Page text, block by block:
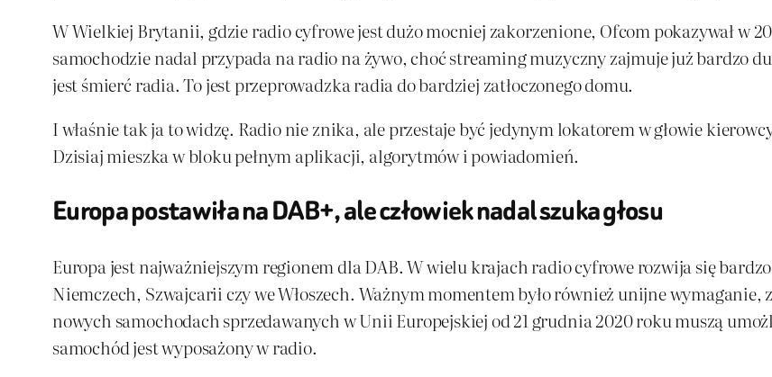
W Wielkiej Brytanii, gdzie radio cyfrowe jest dużo mocniej zakorzenione, Ofcom pokazywał w
samochodzie nadal przypada na radio na żywo, choć streaming muzyczny zajmuje już bardzo
jest śmierć radia. To jest przeprowadzka radia do bardziej zatłoczonego domu.
I właśnie tak ja to widzę. Radio nie znika, ale przestaje być jedynym lokatorem w głowie
Dzisiaj mieszka w bloku pełnym aplikacji, algorytmów i powiadomień.
Europa postawiła na DAB+, ale człowiek nadal szuka głosu
Europa jest najważniejszym regionem dla DAB. W wielu krajach radio cyfrowe rozwija się
Niemczech, Szwajcarii czy we Włoszech. Ważnym momentem było również unijne
nowych samochodach sprzedawanych w Unii Europejskiej od 21 grudnia 2020 roku muszą
samochód jest wyposażony w radio.